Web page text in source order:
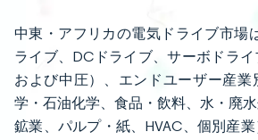
中東・アフリカの電気ドライブ市場
ライブ、DCドライブ、サーボドラ
および中圧）、エンドユーザー産
学・石油化学、食品・飲料、水・廃
鉱業、パルプ・紙、HVAC、個別産